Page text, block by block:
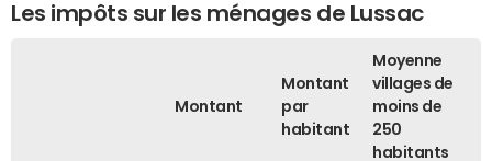
Les impôts sur les ménages de Lussac
Montant
Montant
par
habitant
Moyenne
villages de
moins de
250
habitants